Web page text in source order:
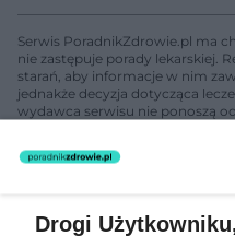
Serwis PoradnikZdrowie.pl ma
nie zastępuje porady lekarskiej.
starań, aby informacje w nim
jednakże decyzja dotycząca
wydawca serwisu nie ponoszą
świadczeń zdrowotnych w
Drogi